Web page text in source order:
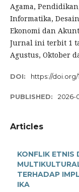
Agama,
Informatika,
Ekonomi dan
Jurnal ini terbit 1
Agustus, Oktober
DOI: https://doi.org/
PUBLISHED: 2026-
Articles
KONFLIK ETNIS
TERHADAP
IKA